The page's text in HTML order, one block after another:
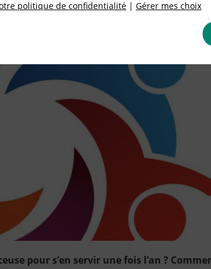
pour s’en servir une fois l’an ?
politique de confidentialité | Gérer mes choix